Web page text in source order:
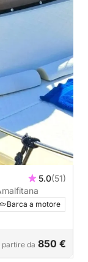
5.0(51)
Barca a motore
partire da 850 €